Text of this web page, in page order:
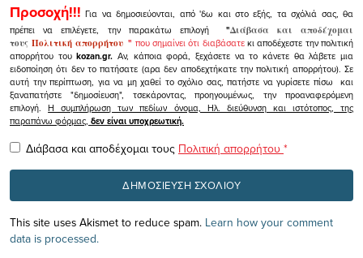
Προσοχή!!! Για να δημοσιεύονται, από 'δω και στο εξής, τα σχόλιά σας, θα
πρέπει να επιλέγετε, την παρακάτω επιλογή
"Διάβασα και αποδέχομαι
τουςΠολιτική απορρήτου" που σημαίνει ότι διαβάσατεκι αποδέχεστε την πολιτική
απορρήτου τουkozan.gr. Αν, κάποια φορά, ξεχάσετε να το κάνετε θα λάβετε μια
ειδοποίηση ότι δεν το πατήσατε (αρα δεν αποδεχτήκατε την πολιτική απορρήτου). Σε
αυτή την περίπτωση, για να μη χαθεί το σχόλιο σας, πατήστε να γυρίσετε πίσω και
ξαναπατήστε "δημοσίευση", τσεκάροντας, προηγουμένως, την προαναφερόμενη
επιλογή.Η συμπλήρωση των πεδίων όνομα, Ηλ. διεύθυνση και ιστότοπος, της
παραπάνω φόρμας, δεν είναι υποχρεωτική.
Διάβασα και αποδέχομαι τους Πολιτική απορρήτου *
This site uses Akismet to reduce spam. Learn how your comment
data is processed.